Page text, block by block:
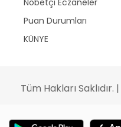
Puan Durumları
KÜNYE
Tüm Hakları Saklıdır. |